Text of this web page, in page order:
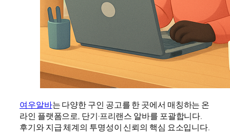
여우알바는 다양한 구인 공고를 한 곳에서 매칭하는 온
라인 플랫폼으로, 단기·프리랜스 알바를 포괄합니다.
후기와 지급 체계의 투명성이 신뢰의 핵심 요소입니다.